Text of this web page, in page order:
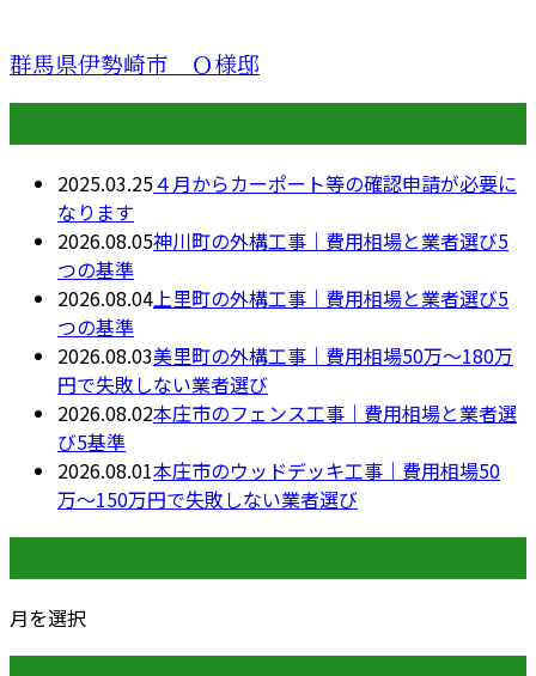
群馬県伊勢崎市 Ｏ様邸
2025.03.25４月からカーポート等の確認申請が必要に
なります
2026.08.05神川町の外構工事｜費用相場と業者選び5
つの基準
2026.08.04上里町の外構工事｜費用相場と業者選び5
つの基準
2026.08.03美里町の外構工事｜費用相場50万〜180万
円で失敗しない業者選び
2026.08.02本庄市のフェンス工事｜費用相場と業者選
び5基準
2026.08.01本庄市のウッドデッキ工事｜費用相場50
万〜150万円で失敗しない業者選び
月を選択